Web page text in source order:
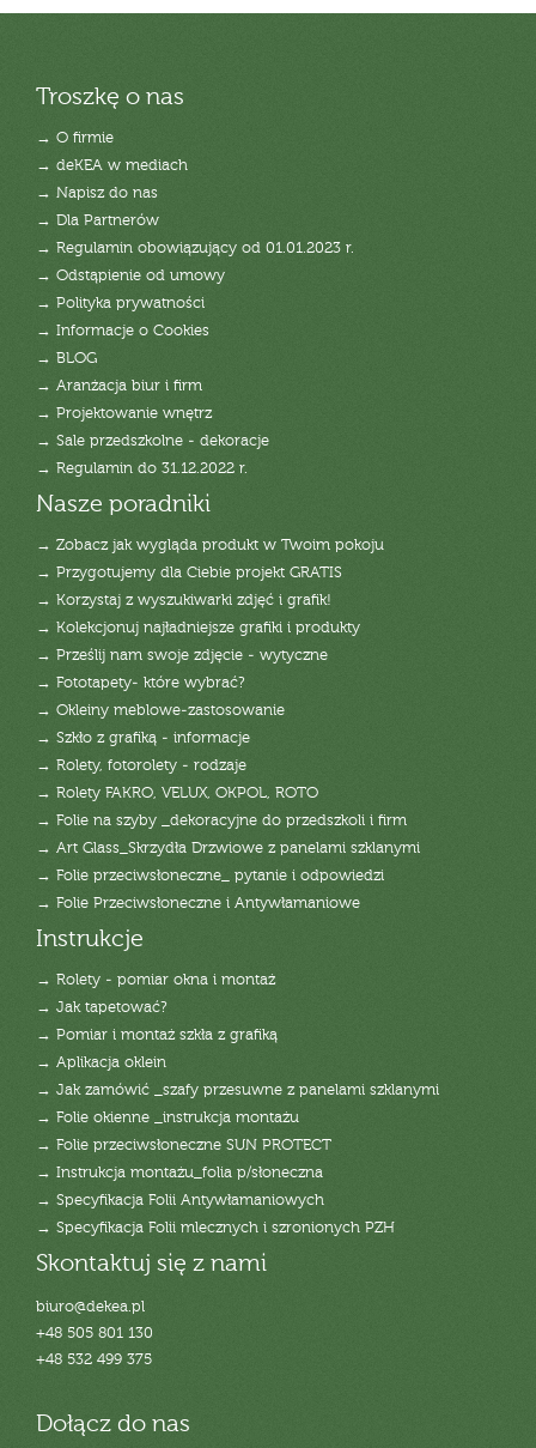
Troszkę o nas
→ O firmie
→ deKEA w mediach
→ Napisz do nas
→ Dla Partnerów
→ Regulamin obowiązujący od 01.01.2023 r.
→ Odstąpienie od umowy
→ Polityka prywatności
→ Informacje o Cookies
→ BLOG
→ Aranżacja biur i firm
→ Projektowanie wnętrz
→ Sale przedszkolne - dekoracje
→ Regulamin do 31.12.2022 r.
Nasze poradniki
→ Zobacz jak wygląda produkt w Twoim pokoju
→ Przygotujemy dla Ciebie projekt GRATIS
→ Korzystaj z wyszukiwarki zdjęć i grafik!
→ Kolekcjonuj najładniejsze grafiki i produkty
→ Prześlij nam swoje zdjęcie - wytyczne
→ Fototapety- które wybrać?
→ Okleiny meblowe-zastosowanie
→ Szkło z grafiką - informacje
→ Rolety, fotorolety - rodzaje
→ Rolety FAKRO, VELUX, OKPOL, ROTO
→ Folie na szyby _dekoracyjne do przedszkoli i firm
→ Art Glass_Skrzydła Drzwiowe z panelami szklanymi
→ Folie przeciwsłoneczne_ pytanie i odpowiedzi
→ Folie Przeciwsłoneczne i Antywłamaniowe
Instrukcje
→ Rolety - pomiar okna i montaż
→ Jak tapetować?
→ Pomiar i montaż szkła z grafiką
→ Aplikacja oklein
→ Jak zamówić _szafy przesuwne z panelami szklanymi
→ Folie okienne _instrukcja montażu
→ Folie przeciwsłoneczne SUN PROTECT
→ Instrukcja montażu_folia p/słoneczna
→ Specyfikacja Folii Antywłamaniowych
→ Specyfikacja Folii mlecznych i szronionych PZH
Skontaktuj się z nami
biuro@dekea.pl
+48 505 801 130
+48 532 499 375
Dołącz do nas